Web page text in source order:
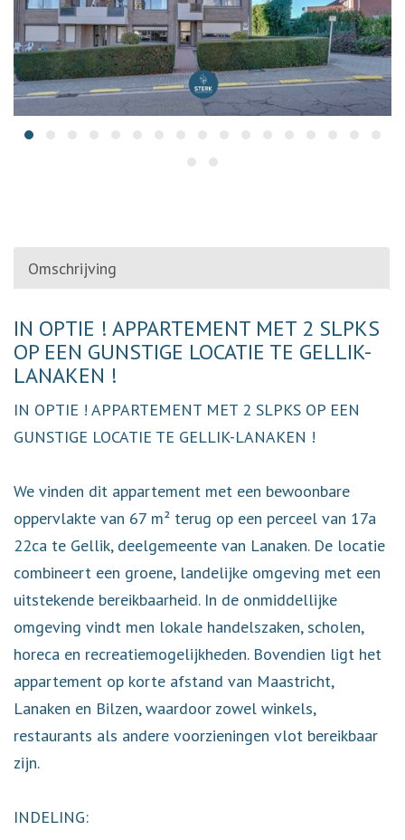
Omschrijving
Omschrijving
IN OPTIE ! APPARTEMENT MET 2 SLPKS
OP EEN GUNSTIGE LOCATIE TE GELLIK-
LANAKEN !
IN OPTIE ! APPARTEMENT MET 2 SLPKS OP EEN
GUNSTIGE LOCATIE TE GELLIK-LANAKEN !
We vinden dit appartement met een bewoonbare
oppervlakte van 67 m² terug op een perceel van 17a
22ca te Gellik, deelgemeente van Lanaken. De locatie
combineert een groene, landelijke omgeving met een
uitstekende bereikbaarheid. In de onmiddellijke
omgeving vindt men lokale handelszaken, scholen,
horeca en recreatiemogelijkheden. Bovendien ligt het
appartement op korte afstand van Maastricht,
Lanaken en Bilzen, waardoor zowel winkels,
restaurants als andere voorzieningen vlot bereikbaar
zijn.
INDELING: